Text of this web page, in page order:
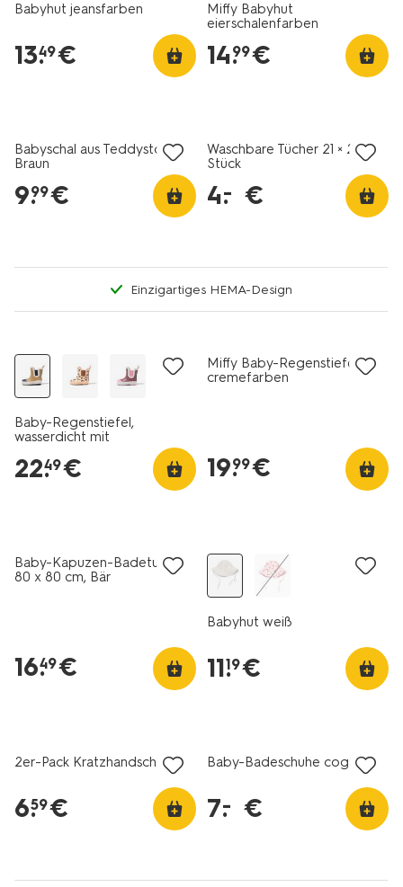
Babyhut jeansfarben
13.
49€
Miffy Babyhut
eierschalenfarben
14.
99€
Babyschal aus Teddystoff,
Braun
9.
99€
Waschbare Tücher 21 × 21 – 4
Stück
4.
– €
Einzigartiges HEMA-Design
Baby-Regenstiefel,
wasserdicht mit
22.
49€
Miffy Baby-Regenstiefel
cremefarben
19.
99€
Baby-Kapuzen-Badetuch,
80 x 80 cm, Bär
16.
49€
Babyhut weiß
11.
19€
2er-Pack Kratzhandschuhe
6.
59€
Baby-Badeschuhe cognac
7.
– €